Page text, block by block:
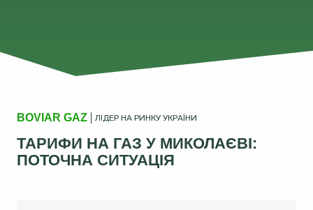
BOVIAR GAZ ЛІДЕР НА РИНКУ УКРАЇНИ
ТАРИФИ НА ГАЗ У МИКОЛАЄВІ:
ПОТОЧНА СИТУАЦІЯ